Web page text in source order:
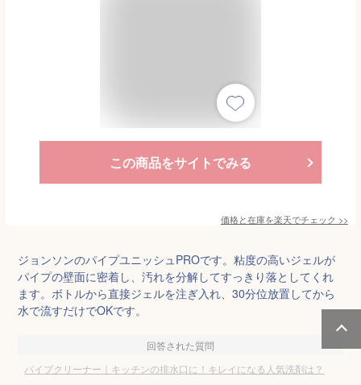
この商品をサイトでみる
価格と在庫を楽天でチェック >>
ジョンソンのパイプユニッシュPROです。粘度の高いジェルが
パイプの壁面に密着し、汚れを分解してすっきり落としてくれ
ます。ボトルから直接ジェルを注ぎ入れ、30分位放置してから
水で流すだけでOKです。
回答された質問
パイプクリーナー｜キッチンの排水口に！キレイになる人気洗剤は？